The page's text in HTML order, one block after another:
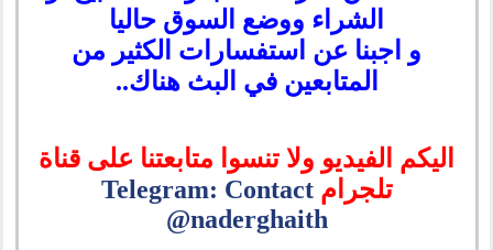
الشراء ووضع السوق حاليا
و اجبنا عن استفسارات الكثير من
المتابعين في البث هناك..
اليكم الفيديو ولا تنسوا متابعتنا على قناة
تلجرامTelegram: Contact
@naderghaith